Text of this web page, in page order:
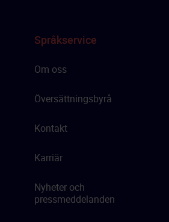
Språkservice
Om oss
Översättningsbyrå
Kontakt
Karriär
Nyheter och
pressmeddelanden